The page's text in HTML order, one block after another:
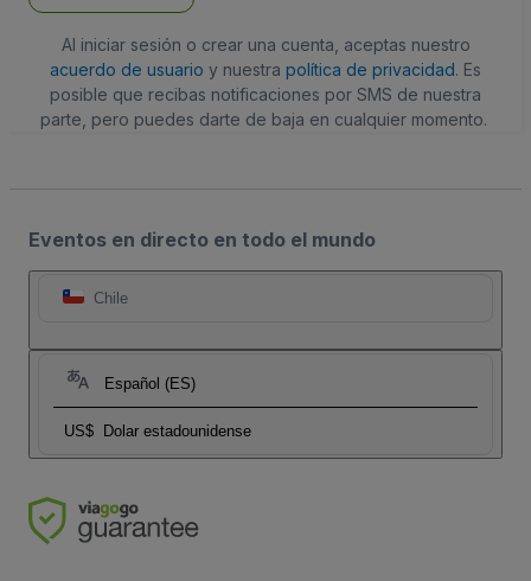
Al iniciar sesión o crear una cuenta, aceptas nuestro
acuerdo de usuario y nuestra política de privacidad. Es
posible que recibas notificaciones por SMS de nuestra
parte, pero puedes darte de baja en cualquier momento.
Eventos en directo en todo el mundo
Chile
Español (ES)
US$ Dolar estadounidense